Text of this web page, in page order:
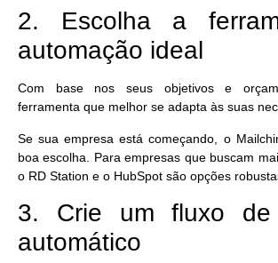
2. Escolha a
automação ideal
Com base nos seus objetivos e
ferramenta que melhor se adapta às suas
Se sua empresa está começando, o
boa escolha. Para empresas que buscam
o RD Station e o HubSpot são opções
3. Crie um fluxo de
automático